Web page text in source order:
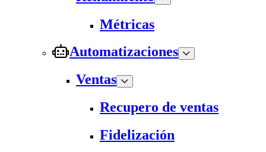
Métricas
Automatizaciones
Ventas
Recupero de ventas
Fidelización